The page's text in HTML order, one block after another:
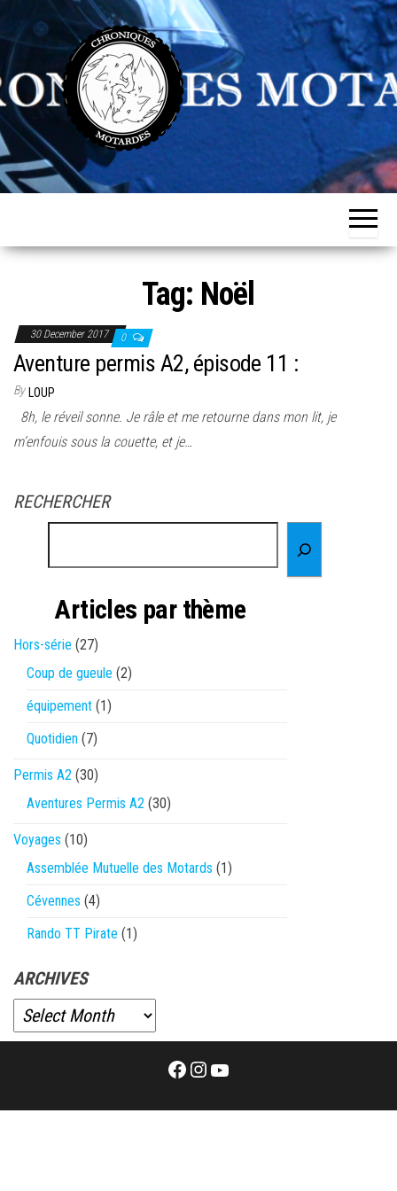
to
the
content
Chroniques
de
Tag: Noël
30 December 2017 0
Aventure permis A2, épisode 11 :
By LOUP
8h, le réveil sonne. Je râle et me retourne dans mon lit, je
m’enfouis sous la couette, et je…
RECHERCHER
Articles par thème
Hors-série (27)
Coup de gueule (2)
équipement (1)
Quotidien (7)
Permis A2 (30)
Aventures Permis A2 (30)
Voyages (10)
Assemblée Mutuelle des Motards (1)
Cévennes (4)
Rando TT Pirate (1)
ARCHIVES
Facebook
Instagram
YouTube